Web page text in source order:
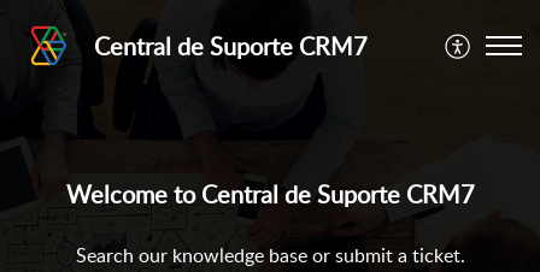
Central de Suporte CRM7
Welcome to Central de Suporte CRM7
Search our knowledge base or submit a ticket.